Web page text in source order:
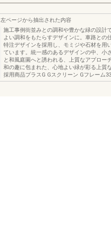
左ページから抽出された内容
施工事例街並みとの調和や豊かな緑の設計
よい調和をもたらすデザインに。車路との
特注デザインを採用し、モミジや石材を用
ています。統一感のあるデザインの中、小
と和風庭園へと誘われる、上質なアプロー
和の趣に包まれた、心地よい緑が彩る上質
採用商品プラスG Gスクリーン Gフレーム